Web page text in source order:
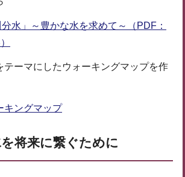
分水」～豊かな水を求めて～（PDF：
テーマにしたウォーキングマップを作
キングマップ
将来に繋ぐために